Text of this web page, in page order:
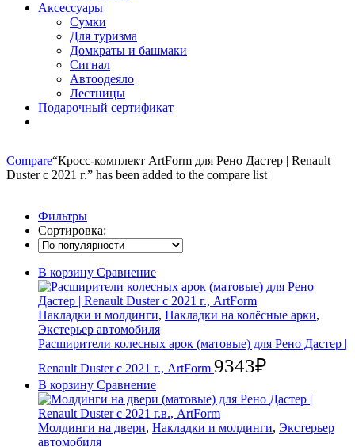
Аксессуары
Сумки
Для туризма
Домкраты и башмаки
Сигнал
Автоодеяло
Лестницы
Подарочный сертификат
Compare“Кросс-комплект ArtForm для Рено Дастер | Renault
Duster с 2021 г.” has been added to the compare list
Фильтры
Сортировка:
В корзину Сравнение
Накладки и молдинги, Накладки на колёсные арки,
Экстерьер автомобиля
Расширители колесных арок (матовые) для Рено Дастер |
Renault Duster с 2021 г., ArtForm 9343₽
В корзину Сравнение
Молдинги на двери, Накладки и молдинги, Экстерьер
автомобиля